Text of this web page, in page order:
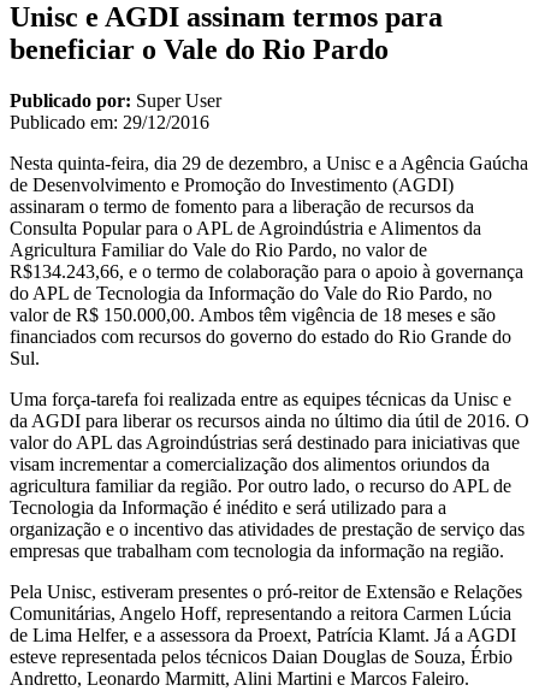
Unisc e AGDI assinam termos para
beneficiar o Vale do Rio Pardo
Publicado por: Super User
Publicado em: 29/12/2016
Nesta quinta-feira, dia 29 de dezembro, a Unisc e a Agência Gaúcha
de Desenvolvimento e Promoção do Investimento (AGDI)
assinaram o termo de fomento para a liberação de recursos da
Consulta Popular para o APL de Agroindústria e Alimentos da
Agricultura Familiar do Vale do Rio Pardo, no valor de
R$134.243,66, e o termo de colaboração para o apoio à governança
do APL de Tecnologia da Informação do Vale do Rio Pardo, no
valor de R$ 150.000,00. Ambos têm vigência de 18 meses e são
financiados com recursos do governo do estado do Rio Grande do
Sul.
Uma força-tarefa foi realizada entre as equipes técnicas da Unisc e
da AGDI para liberar os recursos ainda no último dia útil de 2016. O
valor do APL das Agroindústrias será destinado para iniciativas que
visam incrementar a comercialização dos alimentos oriundos da
agricultura familiar da região. Por outro lado, o recurso do APL de
Tecnologia da Informação é inédito e será utilizado para a
organização e o incentivo das atividades de prestação de serviço das
empresas que trabalham com tecnologia da informação na região.
Pela Unisc, estiveram presentes o pró-reitor de Extensão e Relações
Comunitárias, Angelo Hoff, representando a reitora Carmen Lúcia
de Lima Helfer, e a assessora da Proext, Patrícia Klamt. Já a AGDI
esteve representada pelos técnicos Daian Douglas de Souza, Érbio
Andretto, Leonardo Marmitt, Alini Martini e Marcos Faleiro.